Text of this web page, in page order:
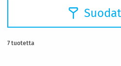
7tuotetta